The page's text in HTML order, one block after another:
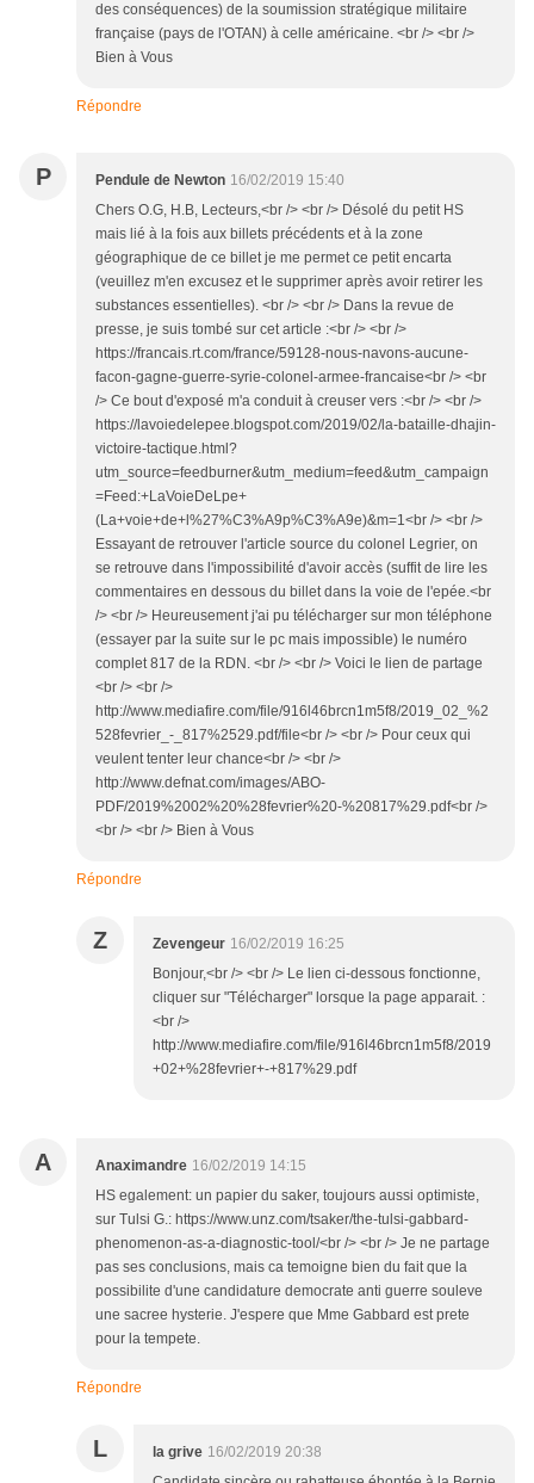
des conséquences) de la soumission stratégique militaire
française (pays de l'OTAN) à celle américaine. <br /> <br />
Bien à Vous
Répondre
P Pendule de Newton 16/02/2019 15:40
Chers O.G, H.B, Lecteurs,<br /> <br /> Désolé du petit HS
mais lié à la fois aux billets précédents et à la zone
géographique de ce billet je me permet ce petit encarta
(veuillez m'en excusez et le supprimer après avoir retirer les
substances essentielles). <br /> <br /> Dans la revue de
presse, je suis tombé sur cet article :<br /> <br />
https://francais.rt.com/france/59128-nous-navons-aucune-
facon-gagne-guerre-syrie-colonel-armee-francaise<br /> <br
/> Ce bout d'exposé m'a conduit à creuser vers :<br /> <br />
https://lavoiedelepee.blogspot.com/2019/02/la-bataille-dhajin-
victoire-tactique.html?
utm_source=feedburner&utm_medium=feed&utm_campaign
=Feed:+LaVoieDeLpe+
(La+voie+de+l%27%C3%A9p%C3%A9e)&m=1<br /> <br />
Essayant de retrouver l'article source du colonel Legrier, on
se retrouve dans l'impossibilité d'avoir accès (suffit de lire les
commentaires en dessous du billet dans la voie de l'epée.<br
/> <br /> Heureusement j'ai pu télécharger sur mon téléphone
(essayer par la suite sur le pc mais impossible) le numéro
complet 817 de la RDN. <br /> <br /> Voici le lien de partage
<br /> <br />
http://www.mediafire.com/file/916l46brcn1m5f8/2019_02_%2
528fevrier_-_817%2529.pdf/file<br /> <br /> Pour ceux qui
veulent tenter leur chance<br /> <br />
http://www.defnat.com/images/ABO-
PDF/2019%2002%20%28fevrier%20-%20817%29.pdf<br />
<br /> <br /> Bien à Vous
Répondre
Z Zevengeur 16/02/2019 16:25
Bonjour,<br /> <br /> Le lien ci-dessous fonctionne,
cliquer sur "Télécharger" lorsque la page apparait. :
<br />
http://www.mediafire.com/file/916l46brcn1m5f8/2019
+02+%28fevrier+-+817%29.pdf
A Anaximandre 16/02/2019 14:15
HS egalement: un papier du saker, toujours aussi optimiste,
sur Tulsi G.: https://www.unz.com/tsaker/the-tulsi-gabbard-
phenomenon-as-a-diagnostic-tool/<br /> <br /> Je ne partage
pas ses conclusions, mais ca temoigne bien du fait que la
possibilite d'une candidature democrate anti guerre souleve
une sacree hysterie. J'espere que Mme Gabbard est prete
pour la tempete.
Répondre
L la grive 16/02/2019 20:38